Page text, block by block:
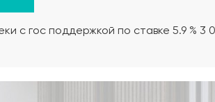
влажностный режима);
с гос поддержкой по ставке 5.9 % 3